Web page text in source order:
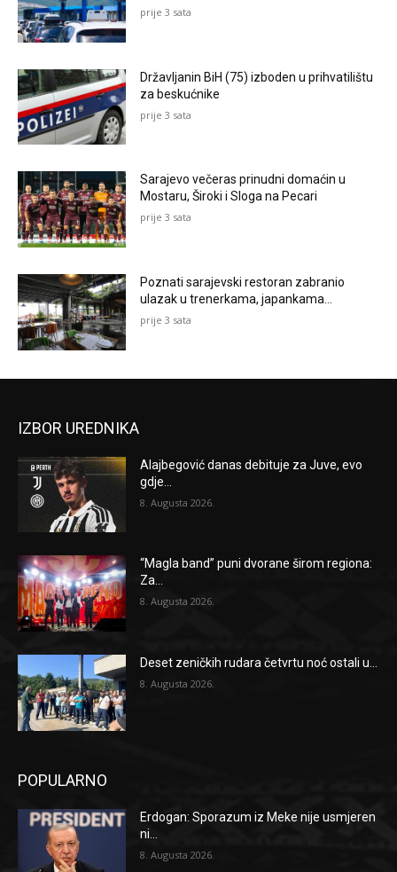
prije 3 sata
Državljanin BiH (75) izboden u prihvatilištu
za beskućnike
prije 3 sata
Sarajevo večeras prinudni domaćin u
Mostaru, Široki i Sloga na Pecari
prije 3 sata
Poznati sarajevski restoran zabranio
ulazak u trenerkama, japankama…
prije 3 sata
IZBOR UREDNIKA
Alajbegović danas debituje za Juve, evo
gdje...
8. Augusta 2026.
“Magla band” puni dvorane širom regiona:
Za...
8. Augusta 2026.
Deset zeničkih rudara četvrtu noć ostali u...
8. Augusta 2026.
POPULARNO
Erdogan: Sporazum iz Meke nije usmjeren
ni...
8. Augusta 2026.